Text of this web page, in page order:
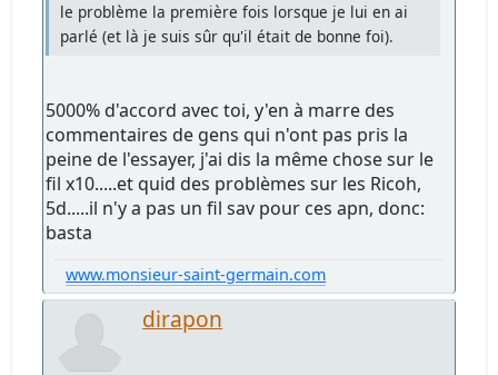
le problème la première fois lorsque je lui en ai
parlé (et là je suis sûr qu'il était de bonne foi).
5000% d'accord avec toi, y'en à marre des
commentaires de gens qui n'ont pas pris la
peine de l'essayer, j'ai dis la même chose sur le
fil x10.....et quid des problèmes sur les Ricoh,
5d.....il n'y a pas un fil sav pour ces apn, donc:
basta
www.monsieur-saint-germain.com
dirapon